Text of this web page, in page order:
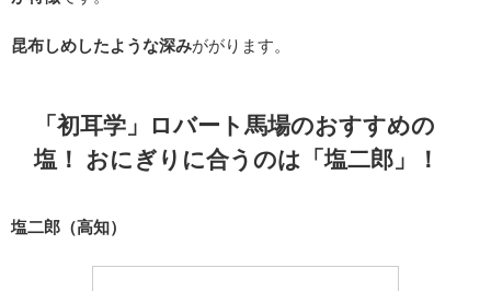
昆布しめしたような深みががります。
「初耳学」ロバート馬場のおすすめの
塩！ おにぎりに合うのは「塩二郎」 ！
塩二郎（高知）